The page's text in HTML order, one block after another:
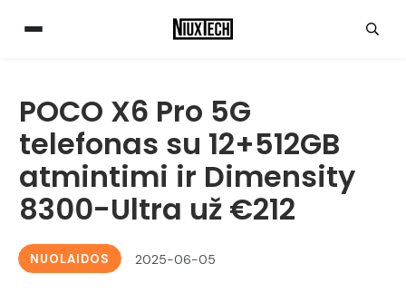
POCO X6 Pro 5G
telefonas su 12+512GB
atmintimi ir Dimensity
8300-Ultra už €212
NUOLAIDOS 2025-06-05